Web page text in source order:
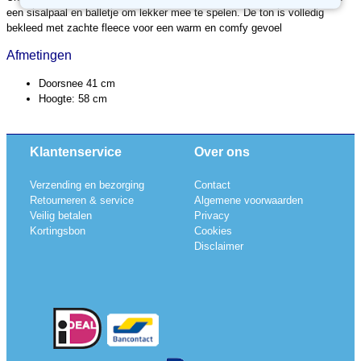
een sisalpaal en balletje om lekker mee te spelen. De ton is volledig
bekleed met zachte fleece voor een warm en comfy gevoel
Afmetingen
Doorsnee 41 cm
Hoogte: 58 cm
Klantenservice
Verzending en bezorging
Retourneren & service
Veilig betalen
Kortingsbon
Over ons
Contact
Algemene voorwaarden
Privacy
Cookies
Disclaimer